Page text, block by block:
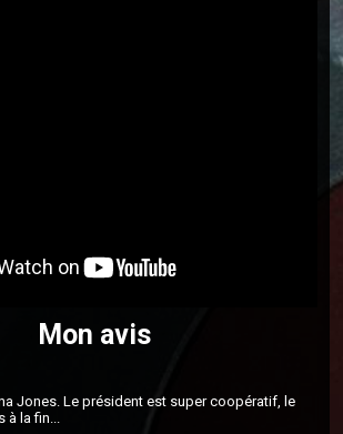
Mon avis
Jones. Le président est super coopératif, le
la fin...